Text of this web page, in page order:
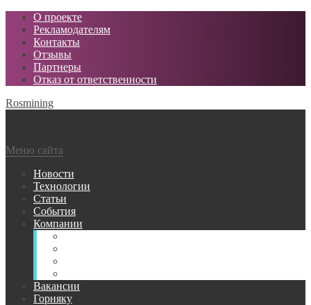
О проекте
Рекламодателям
Контакты
Отзывы
Партнеры
Отказ от ответственности
Rosmining
Меню сайта
Новости
Технологии
Статьи
События
Компании
Вакансии
Горняку